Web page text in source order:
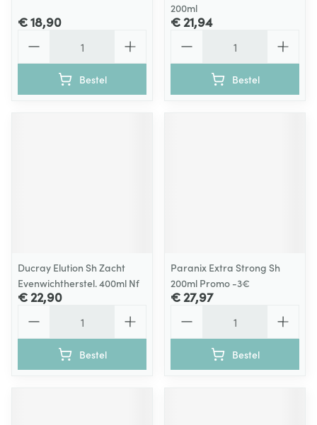
€ 18,90
Bestel
200ml
€ 21,94
Bestel
Ducray Elution Sh Zacht
Evenwichtherstel. 400ml Nf
€ 22,90
Bestel
Paranix Extra Strong Sh
200ml Promo -3€
€ 27,97
Bestel